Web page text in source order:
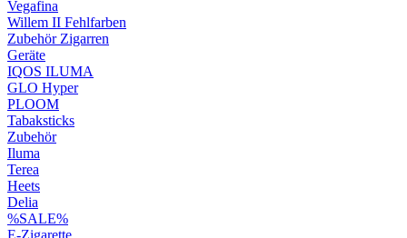
Vegafina
Willem II Fehlfarben
Zubehör Zigarren
Geräte
IQOS ILUMA
GLO Hyper
PLOOM
Tabaksticks
Zubehör
Iluma
Terea
Heets
Delia
%SALE%
E-Zigarette